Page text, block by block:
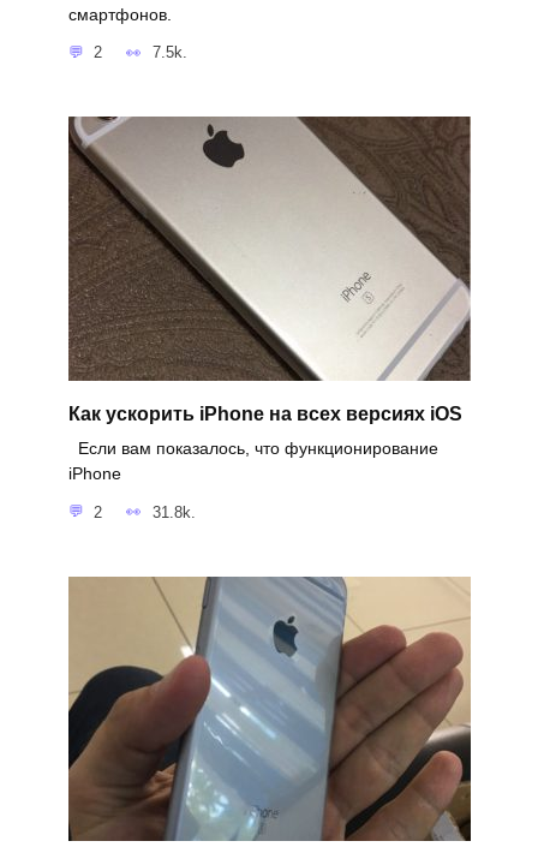
смартфонов.
2 7.5k.
Как ускорить iPhone на всех версиях iOS
Если вам показалось, что функционирование
iPhone
2 31.8k.